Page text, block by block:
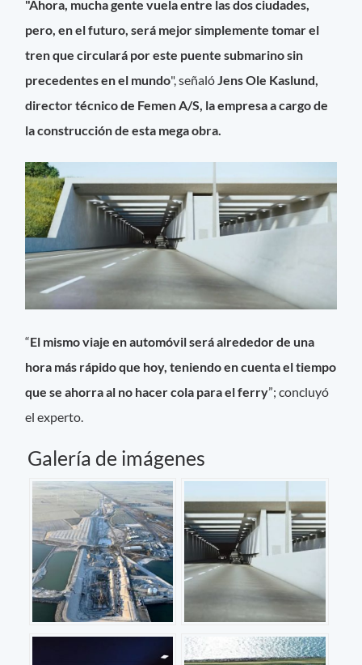
"Ahora, mucha gente vuela entre las dos ciudades,
pero, en el futuro, será mejor simplemente tomar el
tren que circulará por este puente submarino sin
precedentes en el mundo", señalóJens Ole Kaslund,
director técnico de Femen A/S, la empresa a cargo de
la construcción de esta mega obra.
“El mismo viaje en automóvil será alrededor de una
hora más rápido que hoy, teniendo en cuenta el tiempo
que se ahorra al no hacer cola para el ferry”; concluyó
el experto.
Galería de imágenes